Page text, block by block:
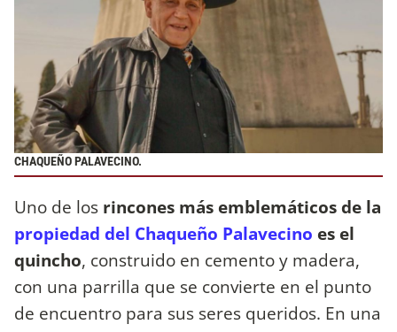
CHAQUEÑO PALAVECINO.
Uno de los rincones más emblemáticos de la
propiedad del Chaqueño Palavecino es el
quincho, construido en cemento y madera,
con una parrilla que se convierte en el punto
de encuentro para sus seres queridos. En una